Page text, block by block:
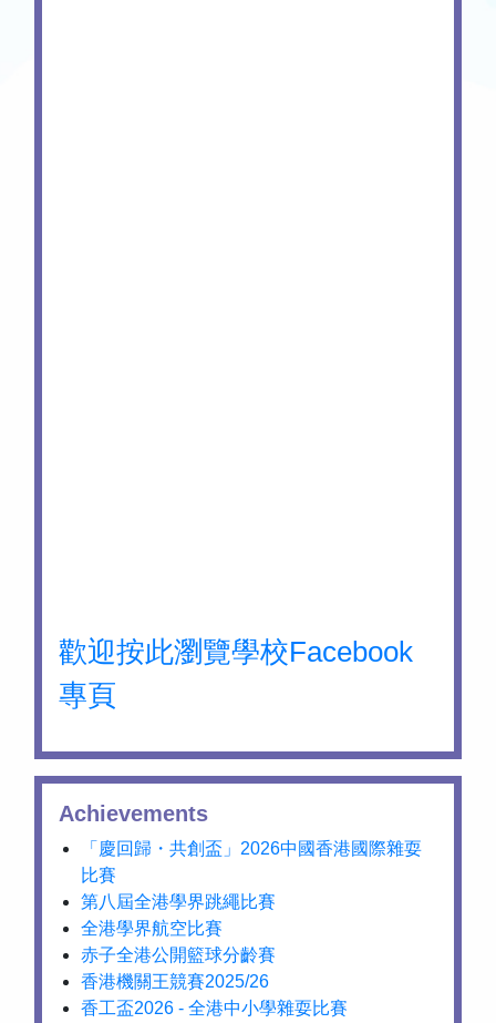
歡迎按此瀏覽學校Facebook
專頁
Achievements
「慶回歸・共創盃」2026中國香港國際雜耍
比賽
第八屆全港學界跳繩比賽
全港學界航空比賽
赤子全港公開籃球分齡賽
香港機關王競賽2025/26
香工盃2026 - 全港中小學雜耍比賽